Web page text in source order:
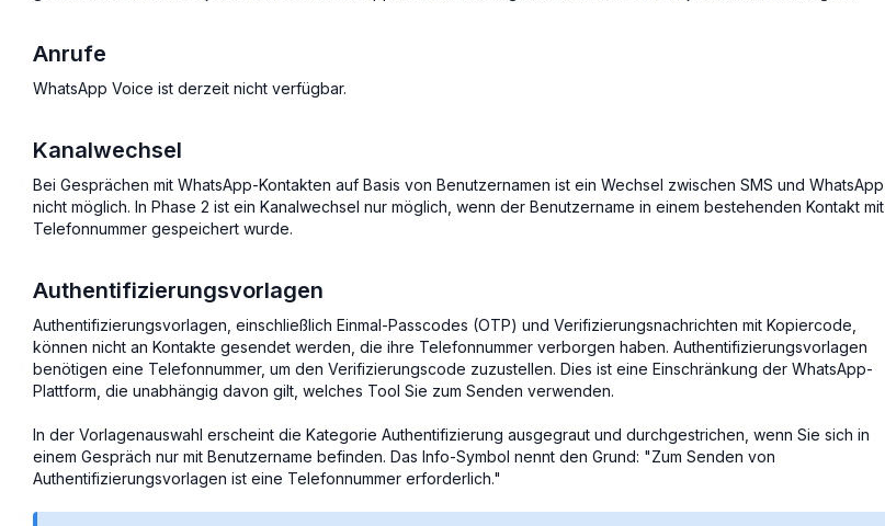
Anrufe
WhatsApp Voice ist derzeit nicht verfügbar.
Kanalwechsel
Bei Gesprächen mit WhatsApp-Kontakten auf Basis von Benutzernamen ist ein Wechsel zwischen SMS und WhatsApp
nicht möglich. In Phase 2 ist ein Kanalwechsel nur möglich, wenn der Benutzername in einem bestehenden Kontakt mit
Telefonnummer gespeichert wurde.
Authentifizierungsvorlagen
Authentifizierungsvorlagen, einschließlich Einmal-Passcodes (OTP) und Verifizierungsnachrichten mit Kopiercode,
können nicht an Kontakte gesendet werden, die ihre Telefonnummer verborgen haben. Authentifizierungsvorlagen
benötigen eine Telefonnummer, um den Verifizierungscode zuzustellen. Dies ist eine Einschränkung der WhatsApp-
Plattform, die unabhängig davon gilt, welches Tool Sie zum Senden verwenden.
In der Vorlagenauswahl erscheint die Kategorie Authentifizierung ausgegraut und durchgestrichen, wenn Sie sich in
einem Gespräch nur mit Benutzername befinden. Das Info-Symbol nennt den Grund: "Zum Senden von
Authentifizierungsvorlagen ist eine Telefonnummer erforderlich."